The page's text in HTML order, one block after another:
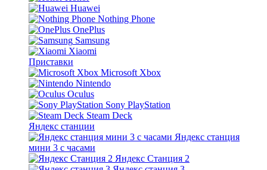
Huawei
Nothing Phone
OnePlus
Samsung
Xiaomi
Приставки
Microsoft Xbox
Nintendo
Oculus
Sony PlayStation
Steam Deck
Яндекс станции
Яндекс станция
мини 3 с часами
Яндекс Станция 2